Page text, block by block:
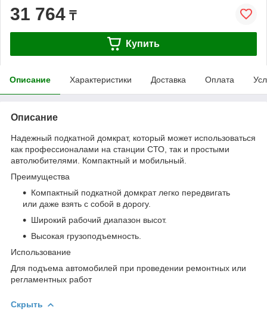
31 764 ₸
Купить
Описание Характеристики Доставка Оплата
Описание
Надежный подкатной домкрат, который может использоваться
как профессионалами на станции СТО, так и простыми
автолюбителями. Компактный и мобильный.
Преимущества
Компактный подкатной домкрат легко передвигать
или даже взять с собой в дорогу.
Широкий рабочий диапазон высот.
Высокая грузоподъемность.
Использование
Для подъема автомобилей при проведении ремонтных или
регламентных работ
Скрыть